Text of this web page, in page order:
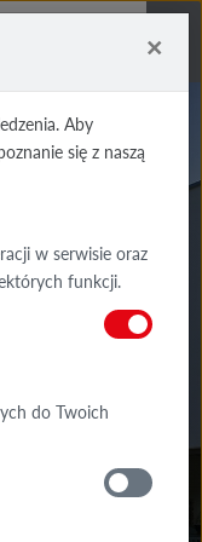
×
Aby
się z naszą
w serwisie oraz
funkcji.
do Twoich